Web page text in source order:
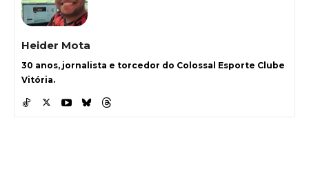
Heider Mota
30 anos, jornalista e torcedor do Colossal Esporte Clube
Vitória.